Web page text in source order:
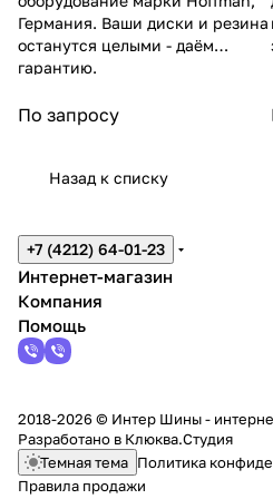
Германия. Ваши диски и резина
останутся целыми - даём
гарантию.
По запросу
Назад к списку
+7 (4212) 64-01-23
Интернет-магазин
Компания
Помощь
2018-2026 © Интер Шины -
Разработано в Клюква.Студия
Темная тема Политика
Правила продажи